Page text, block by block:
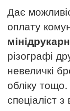
Дає
оплату
різографі
невеличкі
обліку
спеціаліст